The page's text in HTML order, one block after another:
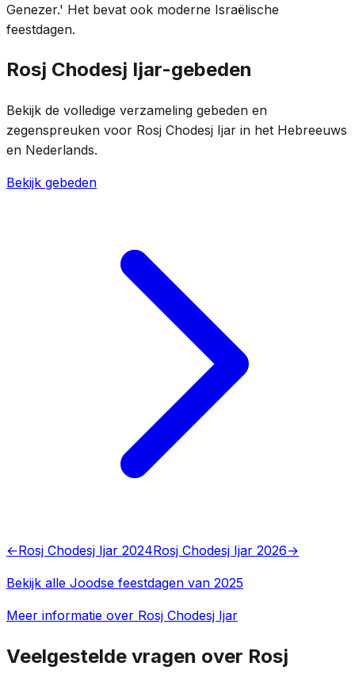
Genezer.' Het bevat ook moderne Israëlische
feestdagen.
Rosj Chodesj Ijar-gebeden
Bekijk de volledige verzameling gebeden en
zegenspreuken voor Rosj Chodesj Ijar in het Hebreeuws
en Nederlands.
Bekijk gebeden
←Rosj Chodesj Ijar 2024Rosj Chodesj Ijar 2026→
Bekijk alle Joodse feestdagen van 2025
Meer informatie over Rosj Chodesj Ijar
Veelgestelde vragen over Rosj